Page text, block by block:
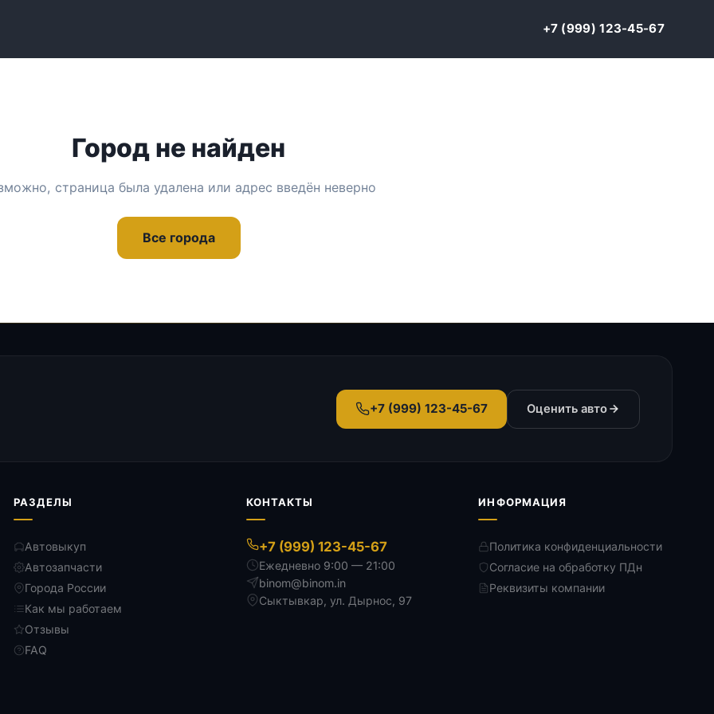
+7 (999) 123-45-67
Город не найден
страница была удалена или адрес введён неверно
Все города
+7 (999) 123-45-67 Оценить авто
РАЗДЕЛЫ
Автовыкуп
Автозапчасти
Города России
Как мы работаем
Отзывы
FAQ
КОНТАКТЫ
+7 (999) 123-45-67
Ежедневно 9:00 — 21:00
binom@binom.in
Сыктывкар, ул. Дырнос, 97
ИНФОРМАЦИЯ
Политика конфиденциальности
Согласие на обработку ПДн
Реквизиты компании